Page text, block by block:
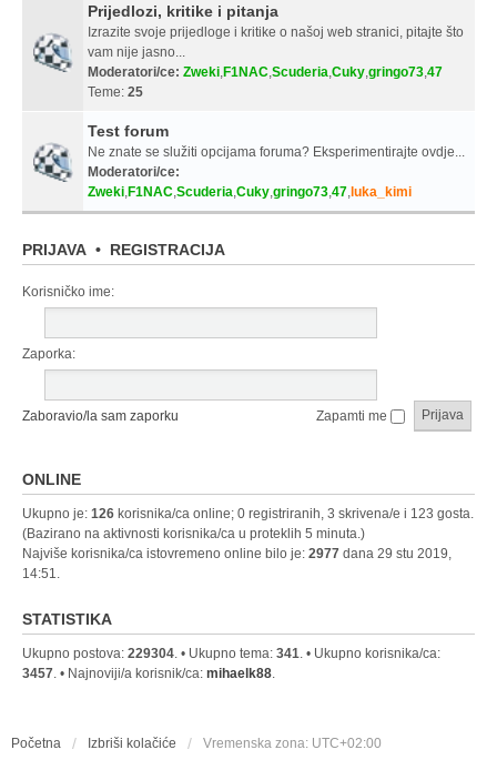
Prijedlozi, kritike i pitanja
Izrazite svoje prijedloge i kritike o našoj web stranici, pitajte što
vam nije jasno...
Moderatori/ce: Zweki,F1NAC,Scuderia,Cuky,gringo73,47
Teme: 25
Test forum
Ne znate se služiti opcijama foruma? Eksperimentirajte ovdje...
Moderatori/ce:
Zweki,F1NAC,Scuderia,Cuky,gringo73,47,luka_kimi
PRIJAVA • REGISTRACIJA
Korisničko ime:
Zaporka:
Zaboravio/la sam zaporku Zapamti me
ONLINE
Ukupno je: 126 korisnika/ca online; 0 registriranih, 3 skrivena/e i 123 gosta.
(Bazirano na aktivnosti korisnika/ca u proteklih 5 minuta.)
Najviše korisnika/ca istovremeno online bilo je: 2977 dana 29 stu 2019,
14:51.
STATISTIKA
Ukupno postova: 229304. • Ukupno tema: 341. • Ukupno korisnika/ca:
3457. • Najnoviji/a korisnik/ca: mihaelk88.
Početna Izbriši kolačiće Vremenska zona: UTC+02:00